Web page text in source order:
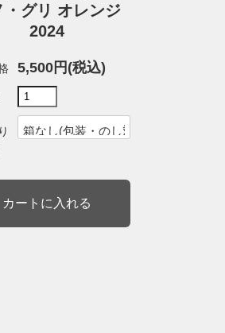
・グリ オレンジ
2024
5,500円(税込)